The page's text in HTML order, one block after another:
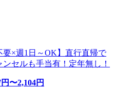
要×週1日～OK】直行直帰で
セルも手当有！定年無し！
円〜2,104円